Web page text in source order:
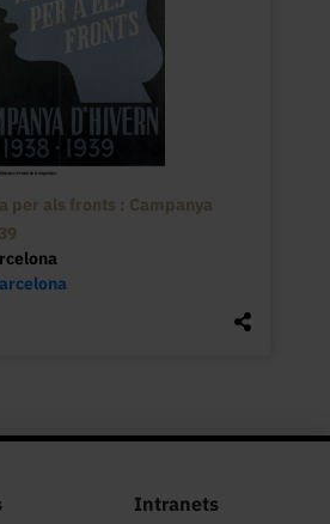
per als fronts : Campanya
Intranets